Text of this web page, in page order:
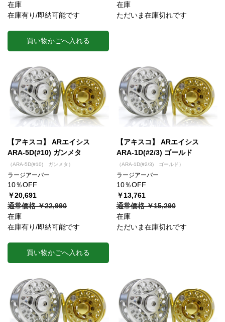
在庫
在庫有り/即納可能です
買い物かごへ入れる
在庫
ただいま在庫切れです
【アキスコ】 ARエイシス
ARA-5D(#10) ガンメタ
（ARA-5D(#10) ガンメタ）
ラージアーバー
10％OFF
￥20,691
通常価格 ￥22,990
在庫
在庫有り/即納可能です
買い物かごへ入れる
【アキスコ】 ARエイシス
ARA-1D(#2/3) ゴールド
（ARA-1D(#2/3) ゴールド）
ラージアーバー
10％OFF
￥13,761
通常価格 ￥15,290
在庫
ただいま在庫切れです